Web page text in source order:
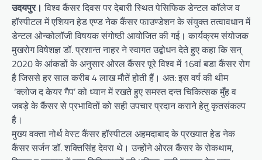
उदयपुर। विश्व कैंसर दिवस पर देबारी स्थित पेसिफिक डेन्टल कॉलेज व
हॉस्पीटल में एशियन हेड एण्ड नेक कैंसर फाउण्डेशन के संयुक्त तत्वावधान में
डेन्टल ओन्कोलॉजी विषयक संगोष्ठी आयोजित की गई। कार्यक्रम संयोजक
मुखरोग विषेशज्ञ डॉ. प्रशान्त नाहर ने स्वागत उद्बोधन देते हुए कहा कि सन्
2020 के आंकडों के अनुसार ओरल कैंसर पूरे विश्व में 16वां बडा कैंसर रोग
है जिससे हर साल करीब 4 लाख मौतें होती हैं। अत: इस वर्ष की थीम
‘क्लोज द केयर गैप’ को ध्यान में रखते हुए समस्त दन्त चिकित्सक मुँह व
जबड़े के कैंसर से प्रभावितों को सही उपचार प्रदान कराने हेतु कृतसंकल्प
है।
मुख्य वक्ता नोर्थ वेस्ट कैंसर हॉस्पीटल अहमदाबाद के प्रख्यात हेड नेक
कैंसर सर्जन डॉ. शक्तिसिंह देवरा थे। उन्होंने ओरल कैंसर के रोकथाम,